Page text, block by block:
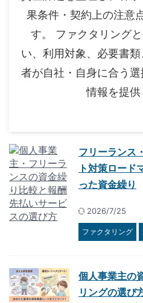
果条件・契約上の注意
す。 ファクタリング
い、利用対象、必要書
者が自社・自身に合う
情報を提供
フリーランス
ト対策ロード
った資金繰り
2026/7/25
ファクタリング
個人事業主の
リングの選び